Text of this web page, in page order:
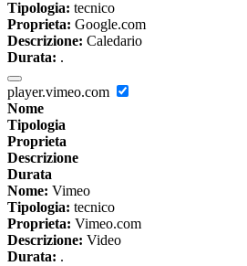
Tipologia: tecnico
Proprieta: Google.com
Descrizione: Caledario
Durata: .
player.vimeo.com
Nome
Tipologia
Proprieta
Descrizione
Durata
Nome: Vimeo
Tipologia: tecnico
Proprieta: Vimeo.com
Descrizione: Video
Durata: .